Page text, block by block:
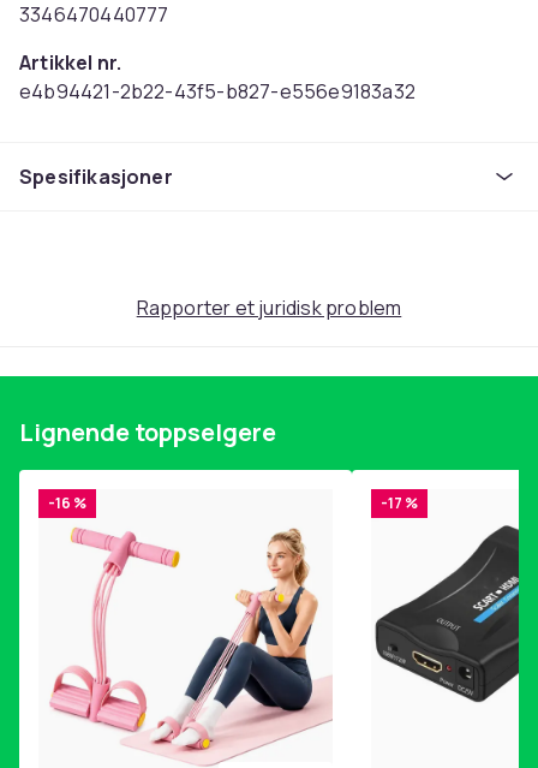
3346470440777
Artikkel nr.
e4b94421-2b22-43f5-b827-e556e9183a32
Spesifikasjoner
Rapporter et juridisk problem
Lignende toppselgere
-16 % -17 %